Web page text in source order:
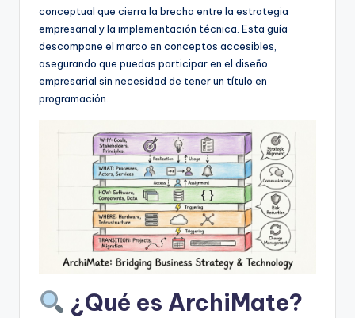
D
it
conceptual que cierra la brecha entre la estrategia
empresarial y la implementación técnica. Esta guía
descompone el marco en conceptos accesibles,
asegurando que puedas participar en el diseño
empresarial sin necesidad de tener un título en
programación.
¿Qué es ArchiMate?